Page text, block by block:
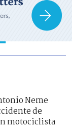
Neme
de
motociclista